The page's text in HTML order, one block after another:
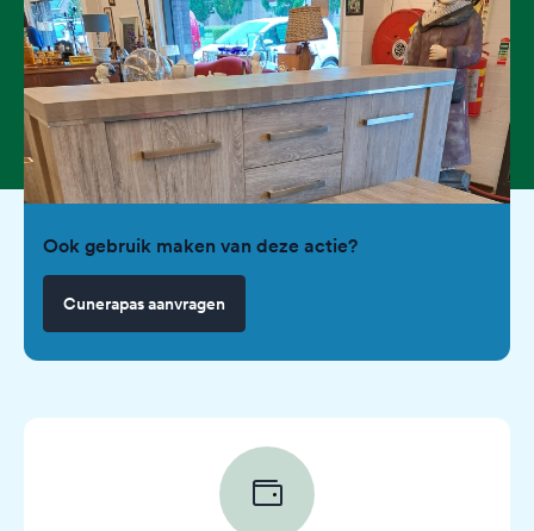
Ook gebruik maken van deze actie?
Cunerapas aanvragen